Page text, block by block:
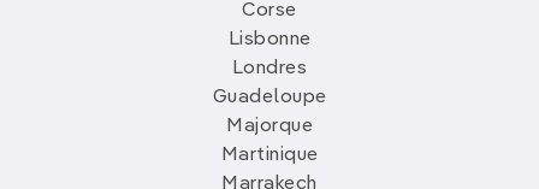
Corse
Lisbonne
Londres
Guadeloupe
Majorque
Martinique
Marrakech